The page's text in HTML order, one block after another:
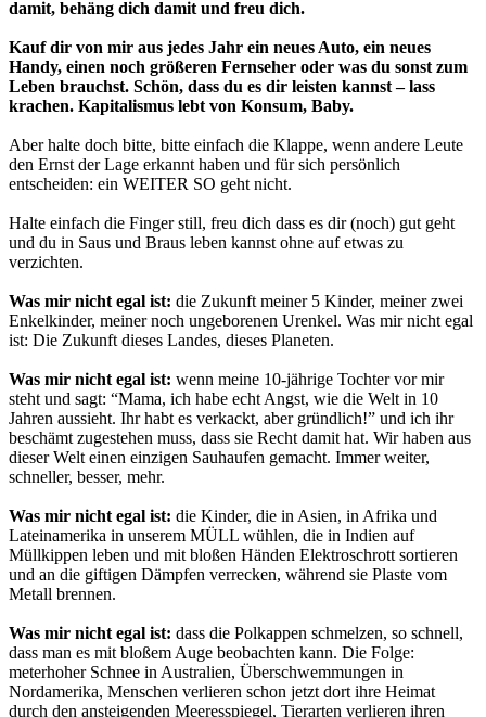
damit, behäng dich damit und freu dich.
Kauf dir von mir aus jedes Jahr ein neues Auto, ein neues
Handy, einen noch größeren Fernseher oder was du sonst zum
Leben brauchst. Schön, dass du es dir leisten kannst – lass
krachen. Kapitalismus lebt von Konsum, Baby.
Aber halte doch bitte, bitte einfach die Klappe, wenn andere Leute
den Ernst der Lage erkannt haben und für sich persönlich
entscheiden: ein WEITER SO geht nicht.
Halte einfach die Finger still, freu dich dass es dir (noch) gut geht
und du in Saus und Braus leben kannst ohne auf etwas zu
verzichten.
Was mir nicht egal ist: die Zukunft meiner 5 Kinder, meiner zwei
Enkelkinder, meiner noch ungeborenen Urenkel. Was mir nicht egal
ist: Die Zukunft dieses Landes, dieses Planeten.
Was mir nicht egal ist: wenn meine 10-jährige Tochter vor mir
steht und sagt: “Mama, ich habe echt Angst, wie die Welt in 10
Jahren aussieht. Ihr habt es verkackt, aber gründlich!” und ich ihr
beschämt zugestehen muss, dass sie Recht damit hat. Wir haben aus
dieser Welt einen einzigen Sauhaufen gemacht. Immer weiter,
schneller, besser, mehr.
Was mir nicht egal ist: die Kinder, die in Asien, in Afrika und
Lateinamerika in unserem MÜLL wühlen, die in Indien auf
Müllkippen leben und mit bloßen Händen Elektroschrott sortieren
und an die giftigen Dämpfen verrecken, während sie Plaste vom
Metall brennen.
Was mir nicht egal ist: dass die Polkappen schmelzen, so schnell,
dass man es mit bloßem Auge beobachten kann. Die Folge:
meterhoher Schnee in Australien, Überschwemmungen in
Nordamerika, Menschen verlieren schon jetzt dort ihre Heimat
durch den ansteigenden Meeresspiegel, Tierarten verlieren ihren